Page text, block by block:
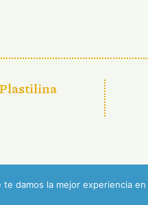
te damos la mejor experiencia